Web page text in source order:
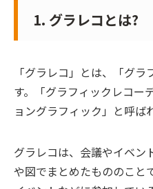
1. グラレコとは?
「グラレコ」とは、「グ
す。「グラフィックレコー
ョングラフィック」と呼ば
グラレコは、 会議やイベン
や図でまとめたもののこと